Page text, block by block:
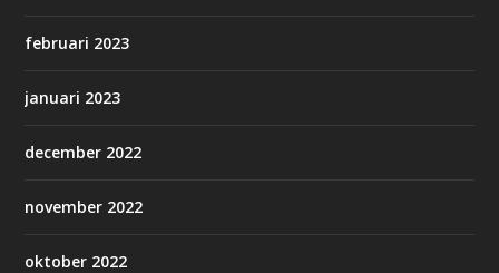
februari 2023
januari 2023
december 2022
november 2022
oktober 2022